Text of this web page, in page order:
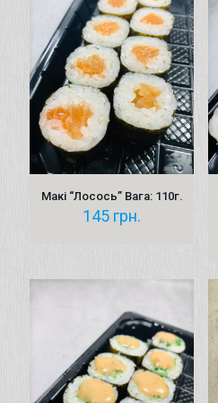
Макі “Лосось” Вага: 110г.
145 грн.